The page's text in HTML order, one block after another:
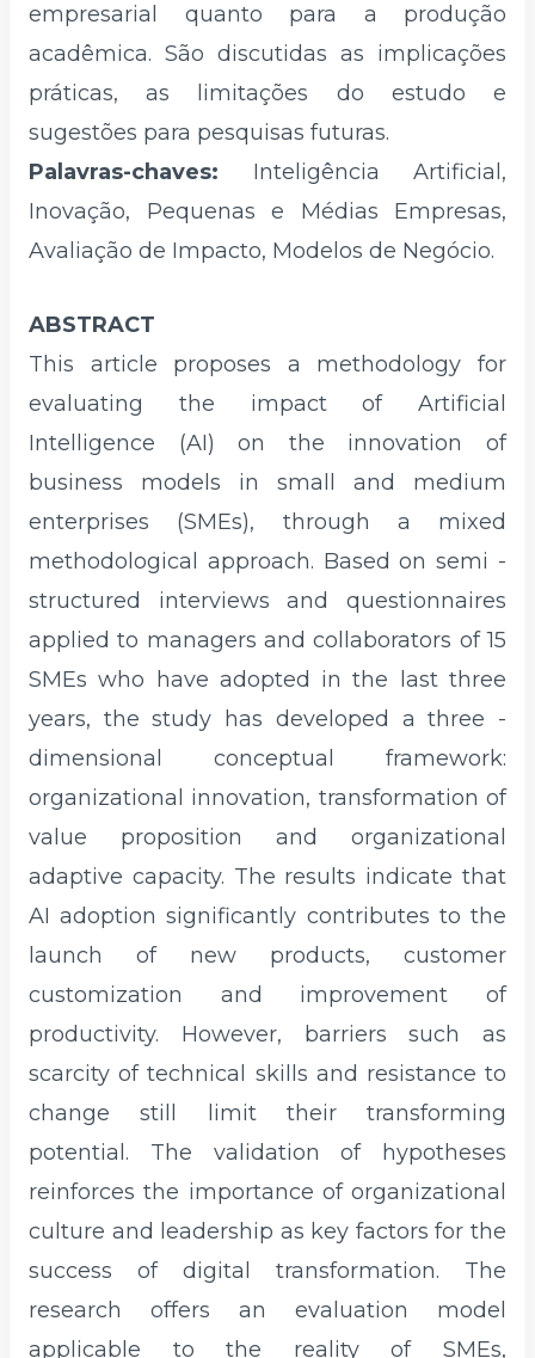
empresarial quanto para a produção
acadêmica. São discutidas as implicações
práticas, as limitações do estudo e
sugestões para pesquisas futuras.
Palavras-chaves: Inteligência Artificial,
Inovação, Pequenas e Médias Empresas,
Avaliação de Impacto, Modelos de Negócio.
ABSTRACT
This article proposes a methodology for
evaluating the impact of Artificial
Intelligence (AI) on the innovation of
business models in small and medium
enterprises (SMEs), through a mixed
methodological approach. Based on semi -
structured interviews and questionnaires
applied to managers and collaborators of 15
SMEs who have adopted in the last three
years, the study has developed a three -
dimensional conceptual framework:
organizational innovation, transformation of
value proposition and organizational
adaptive capacity. The results indicate that
AI adoption significantly contributes to the
launch of new products, customer
customization and improvement of
productivity. However, barriers such as
scarcity of technical skills and resistance to
change still limit their transforming
potential. The validation of hypotheses
reinforces the importance of organizational
culture and leadership as key factors for the
success of digital transformation. The
research offers an evaluation model
applicable to the reality of SMEs,